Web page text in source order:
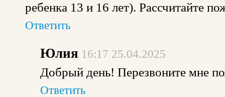
ребенка 13 и 16 лет). Рассчитайте
Ответить
Юлия 16:17 25.04.2025
Добрый день! Перезвоните мне
Ответить